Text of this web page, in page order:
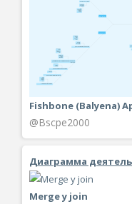
Fishbone (Balyena)
@Bscpe2000
Диаграмма
Merge y join